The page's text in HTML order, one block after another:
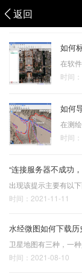
返回
水经微图
如何
时间
如何
时间
“连接服务器不成功
时间：2021-11-11
水经微图如何下载
时间：2021-08-10